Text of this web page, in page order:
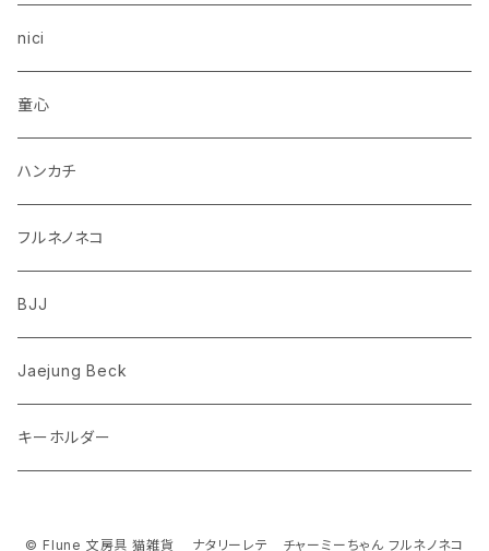
トイプードル
柴犬
ポメラニアン
コーギー
ウザギ
パンダ
リス
クマ
ゾウ
トリ
モンチッチ
ムーミン
ちいかわ
ミッフィー
Richard Scarry (リチャード・スキャリー)
おぱんちゅうさぎ/んぽちゃむ
nici
童心
ハンカチ
フルネノネコ
BJJ
Jaejung Beck
キーホルダー
© Flune 文房具 猫雑貨 ナタリーレテ チャーミーちゃん フルネノネコ